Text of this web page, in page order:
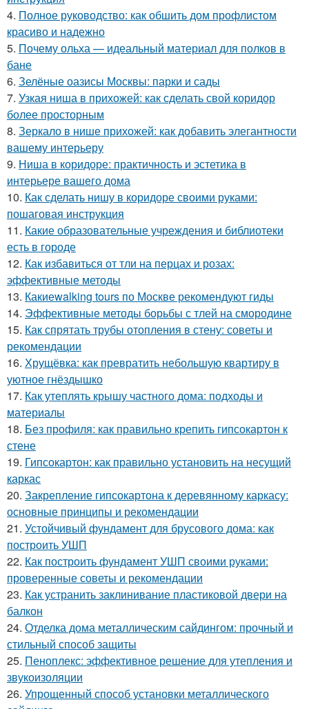
4. Полное руководство: как обшить дом профлистом
красиво и надежно
5. Почему ольха — идеальный материал для полков в
бане
6. Зелёные оазисы Москвы: парки и сады
7. Узкая ниша в прихожей: как сделать свой коридор
более просторным
8. Зеркало в нише прихожей: как добавить элегантности
вашему интерьеру
9. Ниша в коридоре: практичность и эстетика в
интерьере вашего дома
10. Как сделать нишу в коридоре своими руками:
пошаговая инструкция
11. Какие образовательные учреждения и библиотеки
есть в городе
12. Как избавиться от тли на перцах и розах:
эффективные методы
13. Какиеwalking tours по Москве рекомендуют гиды
14. Эффективные методы борьбы с тлей на смородине
15. Как спрятать трубы отопления в стену: советы и
рекомендации
16. Хрущёвка: как превратить небольшую квартиру в
уютное гнёздышко
17. Как утеплять крышу частного дома: подходы и
материалы
18. Без профиля: как правильно крепить гипсокартон к
стене
19. Гипсокартон: как правильно установить на несущий
каркас
20. Закрепление гипсокартона к деревянному каркасу:
основные принципы и рекомендации
21. Устойчивый фундамент для брусового дома: как
построить УШП
22. Как построить фундамент УШП своими руками:
проверенные советы и рекомендации
23. Как устранить заклинивание пластиковой двери на
балкон
24. Отделка дома металлическим сайдингом: прочный и
стильный способ защиты
25. Пеноплекс: эффективное решение для утепления и
звукоизоляции
26. Упрощенный способ установки металлического